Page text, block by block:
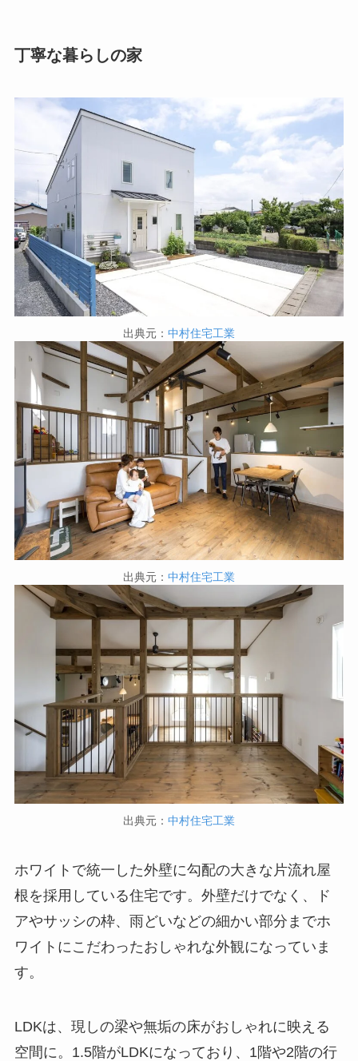
丁寧な暮らしの家
出典元： 中村住宅工業
出典元： 中村住宅工業
出典元： 中村住宅工業
ホワイトで統一した外壁に勾配の大きな片流れ屋
根を採用している住宅です。外壁だけでなく、ド
アやサッシの枠、雨どいなどの細かい部分までホ
ワイトにこだわったおしゃれな外観になっていま
す。
LDKは、現しの梁や無垢の床がおしゃれに映える
空間に。1.5階がLDKになっており、1階や2階の行